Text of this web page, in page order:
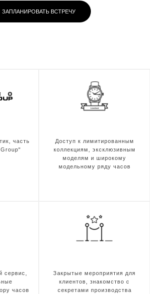
ЗАПЛАНИРОВАТЬ ВСТРЕЧУ
часть
Доступ к лимитированным
коллекциям, эксклюзивным
моделям и широкому
модельному ряду часов
сервис,
часов
Закрытые мероприятия для
клиентов, знакомство с
секретами производства